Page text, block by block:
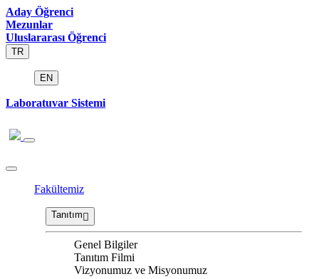
Aday Öğrenci
Mezunlar
Uluslararası Öğrenci
TR
EN
Laboratuvar Sistemi
Fakültemiz
Tanıtım
Genel Bilgiler
Tanıtım Filmi
Vizyonumuz ve Misyonumuz